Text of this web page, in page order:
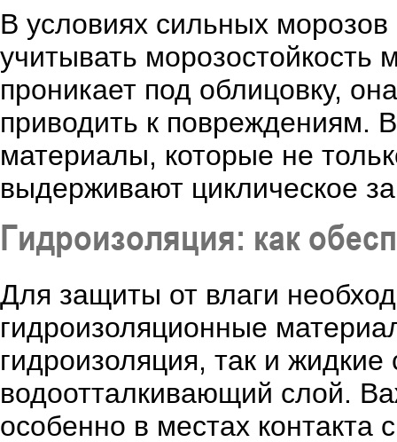
В условиях сильных
учитывать
проникает под облицовку,
приводить к повреждениям.
материалы, которые не
выдерживают циклическое
Гидроизоляция: как
Для защиты от влаги
гидроизоляционные
гидроизоляция, так и
водоотталкивающий слой.
особенно в местах контакта